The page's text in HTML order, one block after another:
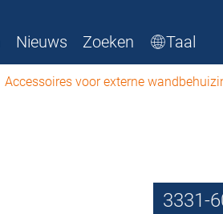
Nieuws Zoeken Taal
Accessoires voor externe
3331-